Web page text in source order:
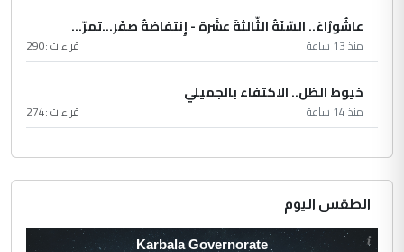
عاشُورْاءُ.. السّنَةُ الثّالثةَ عشَرَة - إِنتفاضةُ صفَر…تمرّ...
منذ 13 ساعة قراءات :290
خيوط الظل.. الاكتفاء بالجميلي
منذ 14 ساعة قراءات :274
الطقس اليوم
Karbala Governorate